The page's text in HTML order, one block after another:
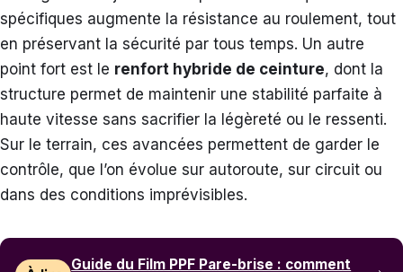
spécifiques augmente la résistance au roulement, tout
en préservant la sécurité par tous temps. Un autre
point fort est le renfort hybride de ceinture, dont la
structure permet de maintenir une stabilité parfaite à
haute vitesse sans sacrifier la légèreté ou le ressenti.
Sur le terrain, ces avancées permettent de garder le
contrôle, que l’on évolue sur autoroute, sur circuit ou
dans des conditions imprévisibles.
Guide du Film PPF Pare-brise : comment